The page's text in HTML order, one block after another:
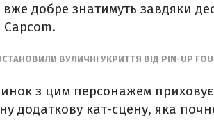
вже добре знатимуть завдяки
Capcom.
ВУЛИЧНІ УКРИТТЯ ВІД PIN-UP
з цим персонажем
додаткову кат-сцену, яка